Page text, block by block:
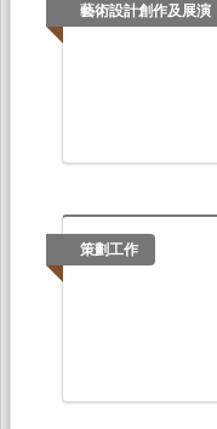
藝術設計創作及展演
策劃工作